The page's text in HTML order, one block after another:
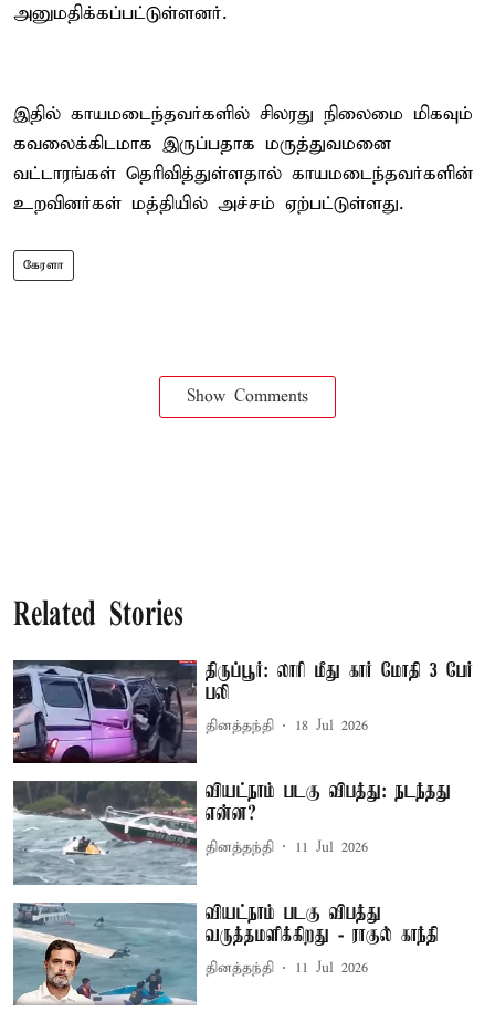
அனுமதிக்கப்பட்டுள்ளனர்.
இதில் காயமடைந்தவர்களில் சிலரது நிலைமை மிகவும்
கவலைக்கிடமாக இருப்பதாக மருத்துவமனை
வட்டாரங்கள் தெரிவித்துள்ளதால் காயமடைந்தவர்களின்
உறவினர்கள் மத்தியில் அச்சம் ஏற்பட்டுள்ளது.
கேரளா
Show Comments
Related Stories
திருப்பூர்: லாரி மீது கார் மோதி 3 பேர்
பலி
தினத்தந்தி 18 Jul 2026
வியட்நாம் படகு விபத்து: நடந்தது
என்ன?
தினத்தந்தி 11 Jul 2026
வியட்நாம் படகு விபத்து
வருத்தமளிக்கிறது - ராகுல் காந்தி
தினத்தந்தி 11 Jul 2026